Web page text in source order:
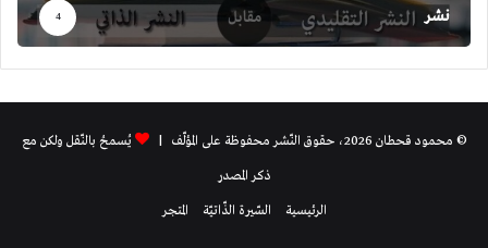
نشر 4
© محمود قحطان 2026، حقوق النّشر محفوظة على المؤلّف |
يُسمحُ بالنّقل ولكن مع
ذكر المصدر
الرئيسية
السّيرة الذّاتيّة المتجر